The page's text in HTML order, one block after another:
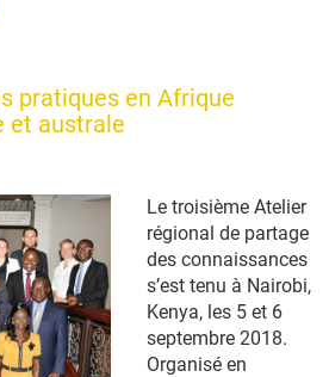
pratiques en Afrique
et australe
Le troisième Atelier
régional de partage
des connaissances
s’est tenu à Nairobi,
Kenya, les 5 et 6
septembre 2018.
Organisé en